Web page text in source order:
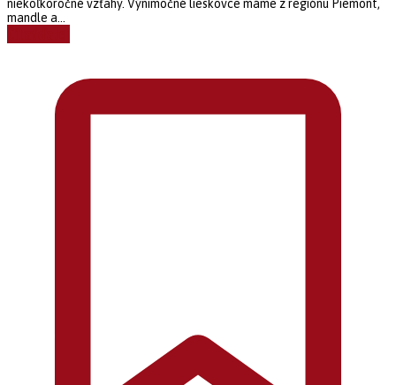
niekoľkoročné vzťahy. Výnimočné lieskovce máme z regiónu Piemont,
mandle a...